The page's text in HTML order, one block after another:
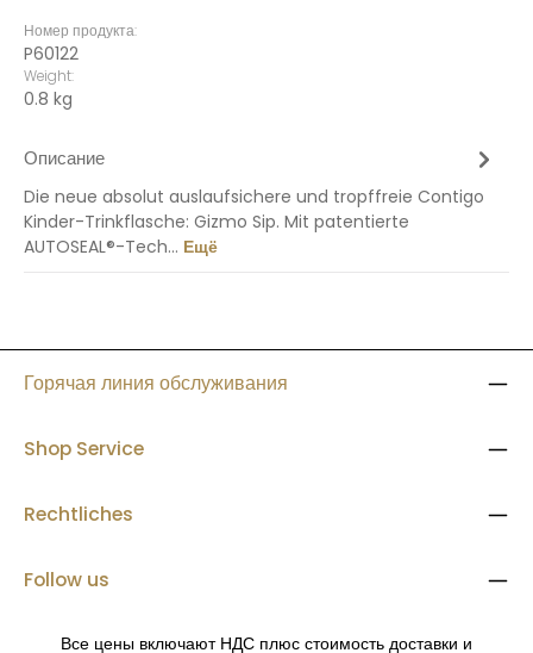
Номер продукта:
P60122
Weight:
0.8 kg
Описание
Die neue absolut auslaufsichere und tropffreie Contigo
Kinder-Trinkflasche: Gizmo Sip. Mit patentierte
AUTOSEAL®-Tech… Ещё
Горячая линия обслуживания
Shop Service
Rechtliches
Follow us
Все цены включают НДС плюс стоимость доставки и